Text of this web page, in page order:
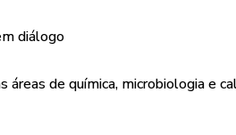
diálogo
de química, microbiologia e